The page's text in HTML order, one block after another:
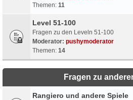
Themen: 11
Level 51-100
Fragen zu den Leveln 51-100
Moderator: pushymoderator
Themen: 14
Fragen zu
Rangiero und andere Spiele